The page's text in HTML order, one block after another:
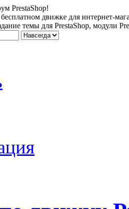
PrestaShop!
движке для интернет-
темы для PrestaShop, модули